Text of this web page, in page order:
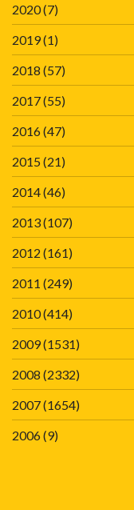
2020(7)
2019(1)
2018 (57)
2017(55)
2016(47)
2015(21)
2014(46)
2013(107)
2012 (161)
2011 (249)
2010(414)
2009(1531)
2008 (2332)
2007(1654)
2006(9)